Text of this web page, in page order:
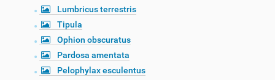
Lumbricus terrestris
Tipula
Ophion obscuratus
Pardosa amentata
Pelophylax esculentus